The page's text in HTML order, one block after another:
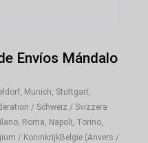
Envíos Mándalo
Munich, Stuttgart,
/ Schweiz / Svizzera
Roma, Napoli, Torino,
/ KoninkrijkBelgie (Anvers /